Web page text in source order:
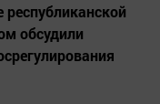
обсудили